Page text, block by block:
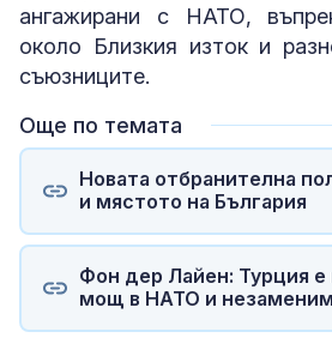
ангажирани с НАТО,
около Близкия изток и
съюзниците.
Още по темата
Новата отбранителна
и мястото на България
Фон дер Лайен: Турция е
мощ в НАТО и